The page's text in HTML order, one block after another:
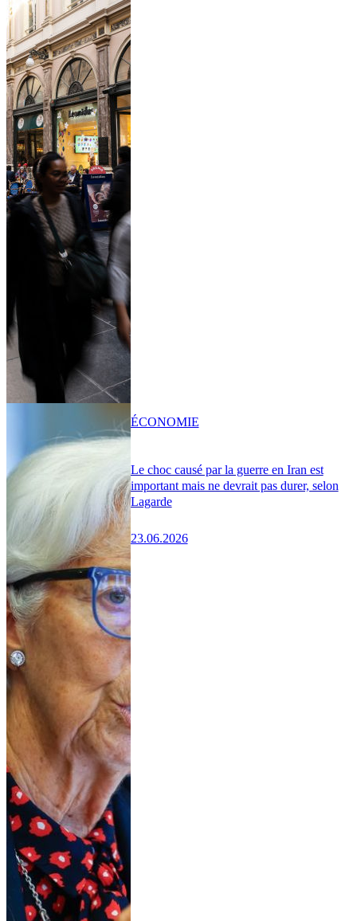
Le choc causé par la guerre en Iran est
important mais ne devrait pas durer, selon
Lagarde
23.06.2026
ÉCONOMIE